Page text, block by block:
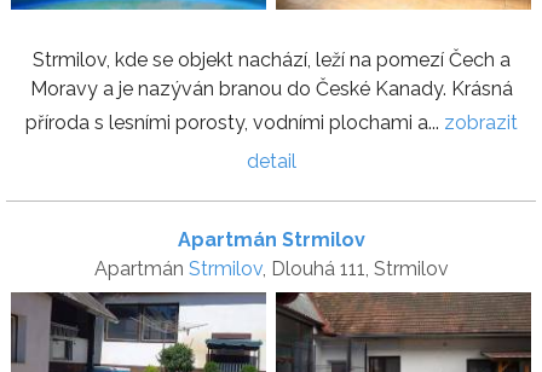
Strmilov, kde se objekt nachází, leží na pomezí Čech a
Moravy a je nazýván branou do České Kanady. Krásná
příroda s lesními porosty, vodními plochami a... zobrazit
detail
Apartmán Strmilov
Apartmán Strmilov, Dlouhá 111, Strmilov